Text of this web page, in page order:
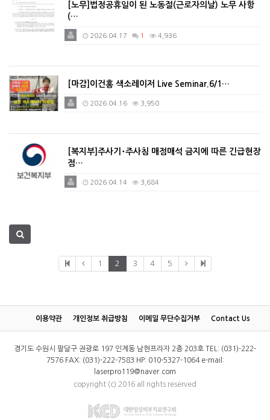
[노무]법정공휴일이 된 노동절(근로자의날) 노무 사항
(…
2026.04.17 1 4,936
[마감]이건홍 색소레이저 Live Seminar.6/1…
2026.04.16 3,950
[복지부]주사기･주사침 매점매석 금지에 따른 긴급현장
점…
2026.04.14 3,684
1 2 3 4 5
이용약관 개인정보 취급방침 이메일 무단수집거부 Contact Us
경기도 수원시 팔달구 권광로 197 인계동 남현프라자 2층 203호 TEL: (031)-222-
7576 FAX: (031)-222-7583 HP: 010-5327-1064 e-mail:
laserpro119@naver.com
copyright (c) 2016 all rights reserved